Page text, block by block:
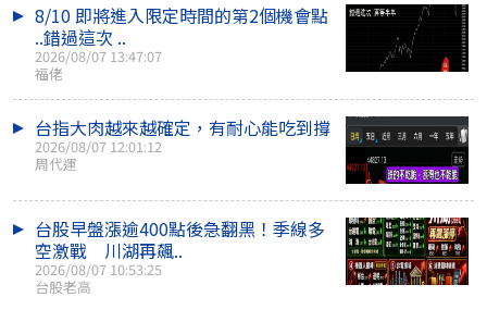
8/10 即將進入限定時間的第2個機會點
..錯過這次 ..
2026/08/07 13:47:07
福佬
台指大肉越來越確定，有耐心能吃到撐
2026/08/07 12:01:12
周代運
台股早盤漲逾400點後急翻黑！季線多
空激戰 川湖再飆..
2026/08/07 10:53:25
台股老高